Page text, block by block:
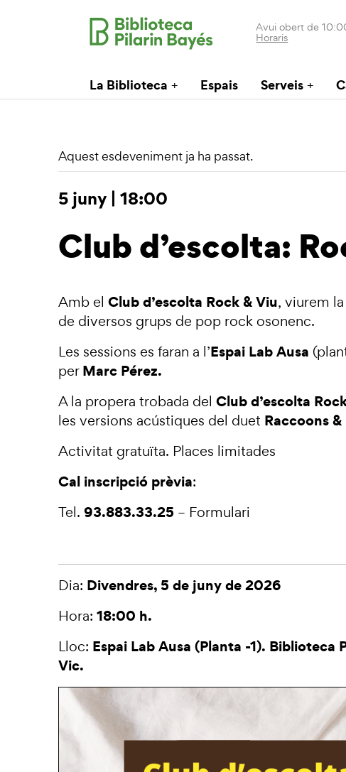
Avui obert de
Horaris
La Biblioteca Espais Serveis
Aquest esdeveniment ja ha passat.
5 juny | 18:00
Club d’escolta:
Amb el Club d’escolta Rock & Viu, viurem
de diversos grups de pop rock osonenc.
Les sessions es faran a l’Espai Lab Ausa
perMarc Pérez.
A la propera trobada del Club d’escolta
les versions acústiques del duet Raccoons
Activitat gratuïta. Places limitades
Cal inscripció prèvia:
Tel. 93.883.33.25 – Formulari
Dia: Divendres, 5 de juny de 2026
Hora: 18:00 h.
Lloc: Espai Lab Ausa (Planta -1). Biblioteca
Vic.